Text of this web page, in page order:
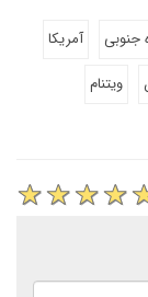
جنوبی
آمریکا
ویتنام